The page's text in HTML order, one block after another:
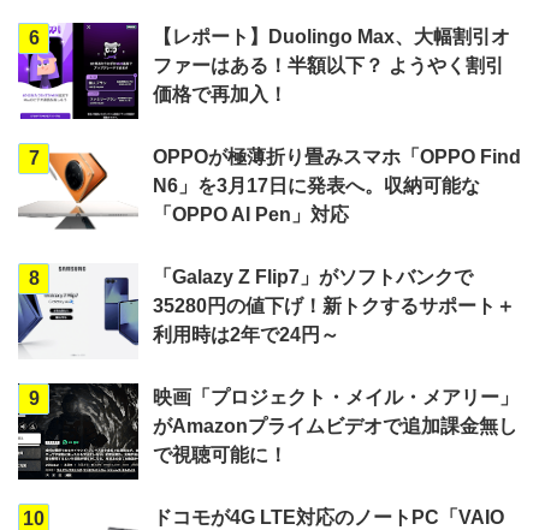
6
【レポート】Duolingo Max、大幅割引オ
ファーはある！半額以下？ ようやく割引
価格で再加入！
7
OPPOが極薄折り畳みスマホ「OPPO Find
N6」を3月17日に発表へ。収納可能な
「OPPO AI Pen」対応
8
「Galazy Z Flip7」がソフトバンクで
35280円の値下げ！新トクするサポート＋
利用時は2年で24円～
9
映画「プロジェクト・メイル・メアリー」
がAmazonプライムビデオで追加課金無し
で視聴可能に！
10
ドコモが4G LTE対応のノートPC「VAIO